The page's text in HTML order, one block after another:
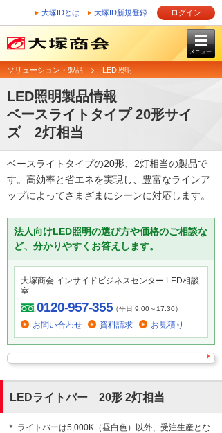
大塚IDとは 大塚ID新規登録 ログイン
メニュー
ソリューション・製品 LED照明
LED照明製品情報
ベースライトタイプ 20形サイ
ズ 2灯相当
ベースライトタイプの20形、2灯相当の製品で
す。高効率と省エネを実現し、豊富なラインア
ップによってさまざまにシーンに対応します。
法人向けLED照明の選び方や価格のご相談な
ど、分かりやすくお答えします。
大塚商会 インサイドビジネスセンター LED相談
室
0120-957-355（平日 9:00～17:30）
お問い合わせ 資料請求 お見積り
LEDライトバー 20形 2灯相当
＊ ライトバーは5,000K（昼白色）以外、受注生産とな